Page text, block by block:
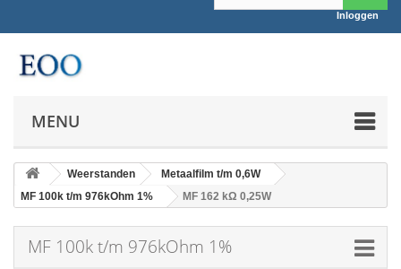
Inloggen
MENU
Weerstanden
Metaalfilm t/m 0,6W
MF 100k t/m 976kOhm 1%
MF 162 kΩ 0,25W
MF 100k t/m 976kOhm 1%